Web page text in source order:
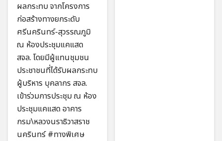
ผลกระทบ จากโครงการ
ก่อสร้างทางยกระดับ
ศรีนครินทร์-สุวรรณภูมิ
ณ ห้องประชุมแคแสด
สจล. โดยมีผู้แทนชุมชน
ประชาชนที่ได้รับผลกระทบ
ผู้บริหาร บุคลากร สจล.
เข้าร่วมการประชุม ณ ห้อง
ประชุมแคแสด อาคาร
กรม\หลวงนราธิวาสราช
นครินทร์ #ทางพิเศษ